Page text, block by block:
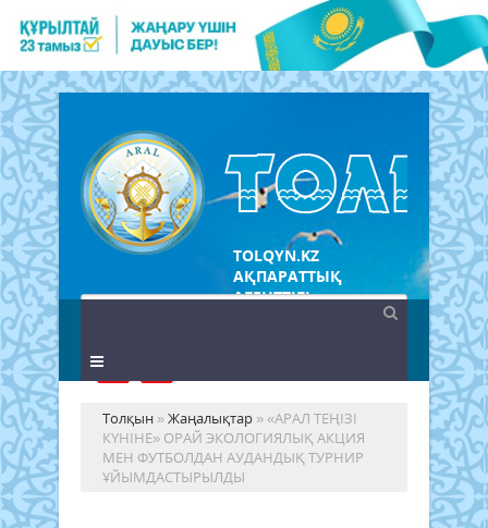
TOLQYN.KZ
АҚПАРАТТЫҚ
АГЕНТТІГІ
Толқын »Жаңалықтар » «АРАЛ ТЕҢІЗІ
КҮНІНЕ» ОРАЙ ЭКОЛОГИЯЛЫҚ АКЦИЯ
МЕН ФУТБОЛДАН АУДАНДЫҚ ТУРНИР
ҰЙЫМДАСТЫРЫЛДЫ